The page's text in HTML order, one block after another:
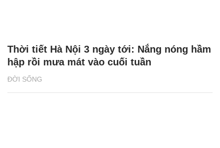
ĐỜI SỐNG
Thời tiết Hà Nội 3 ngày tới: Nắng nóng hầm
hập rồi mưa mát vào cuối tuần